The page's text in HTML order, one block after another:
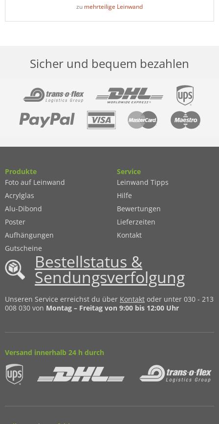
zu mehrteilige Leinwand
Sicher und bequem bezahlen
Produkte
Foto auf Leinwand
Acrylglas
Alu-Dibond
Poster
Aufhängungen
Gutscheine
Service
Leinwand Tipps
Hilfe
Bewertungen
Lieferzeiten
Kontakt
Bestellstatus &
Sendungsverfolgung
Unseren Service erreichst du über Kontakt oder unter 030 - 213
008 030 von Montag – Freitag von 9:00 bis 12:00 Uhr
Versand innerhalb 24 h durch